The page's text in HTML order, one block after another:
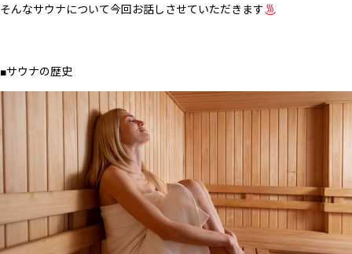
そんなサウナについて今回お話しさせていただきます
■サウナの歴史